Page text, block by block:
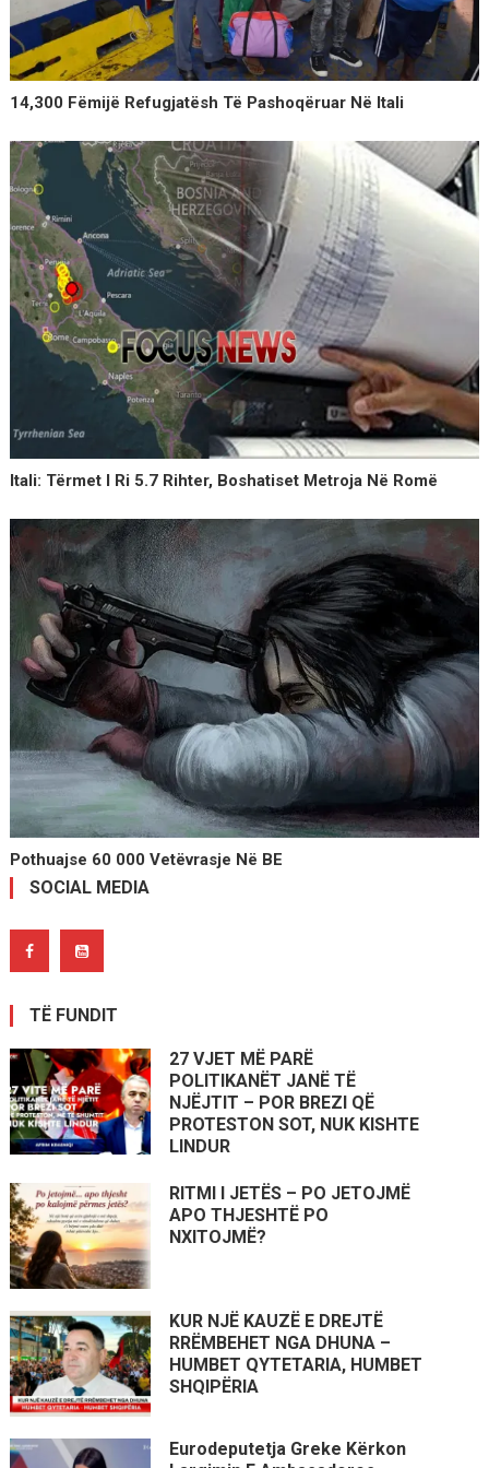
14,300 Fëmijë Refugjatësh Të Pashoqëruar Në Itali
Itali: Tërmet I Ri 5.7 Rihter, Boshatiset Metroja Në Romë
Pothuajse 60 000 Vetëvrasje Në BE
SOCIAL MEDIA
TË FUNDIT
27 VJET MË PARË
POLITIKANËT JANË TË
NJËJTIT – POR BREZI QË
PROTESTON SOT, NUK KISHTE
LINDUR
RITMI I JETËS – PO JETOJMË
APO THJESHTË PO
NXITOJMË?
KUR NJË KAUZË E DREJTË
RRËMBEHET NGA DHUNA –
HUMBET QYTETARIA, HUMBET
SHQIPËRIA
Eurodeputetja Greke Kërkon